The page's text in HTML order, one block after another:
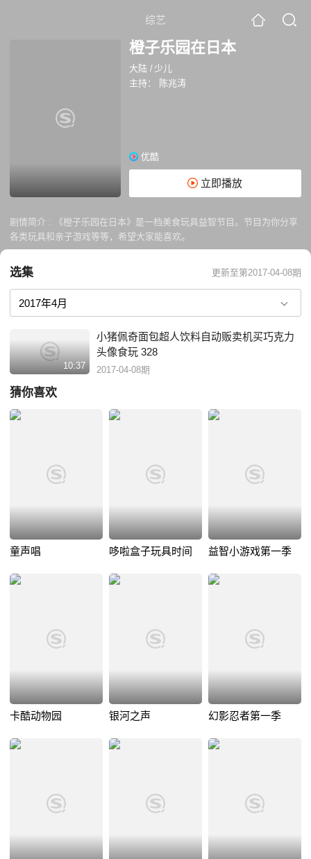
综艺
橙子乐园在日本
大陆 / 少儿
主持：
陈兆涛
优酷
立即播放
剧情简介 :
《橙子乐园在日本》是一档美食玩具益智节目。节目为你分享
各类玩具和亲子游戏等等，希望大家能喜欢。
选集 更新至第2017-04-08期
10:37
小猪佩奇面包超人饮料自动贩卖机买巧克力
头像食玩 328
2017-04-08期
猜你喜欢
童声唱 哆啦盒子玩具时间 益智小游戏第一季
卡酷动物园 银河之声 幻影忍者第一季